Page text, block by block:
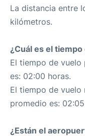
La distancia entre
kilómetros.
¿Cuál es el
El tiempo de
es: 02:00 horas.
El tiempo de vuelo
promedio es:
¿Están el